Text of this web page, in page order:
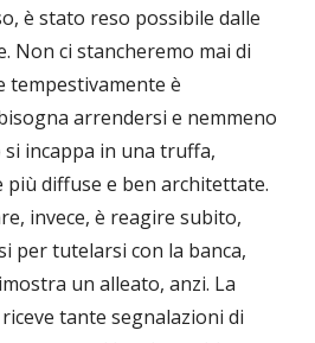
è stato reso possibile dalle
Non ci stancheremo mai di
tempestivamente è
arrendersi e nemmeno
incappa in una truffa,
più diffuse e ben architettate.
invece, è reagire subito,
per tutelarsi con la banca,
un alleato, anzi. La
tante segnalazioni di